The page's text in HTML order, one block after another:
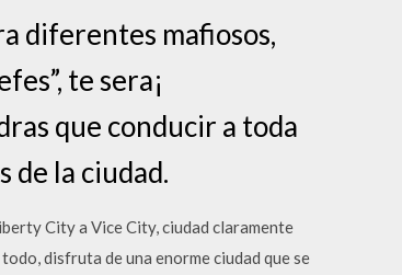
diferentes mafiosos,
te sera¡
que conducir a toda
de la ciudad.
City a Vice City, ciudad claramente
disfruta de una enorme ciudad que se